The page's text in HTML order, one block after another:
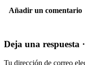
Añadir un comentario
Deja una respuesta ·
Tu dirección de correo